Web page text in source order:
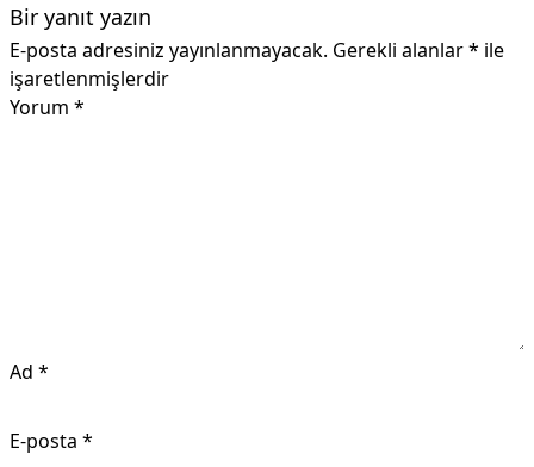
Bir yanıt yazın
E-posta adresiniz yayınlanmayacak. Gerekli alanlar* ile
işaretlenmişlerdir
Yorum *
Ad *
E-posta *